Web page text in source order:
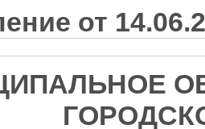
от